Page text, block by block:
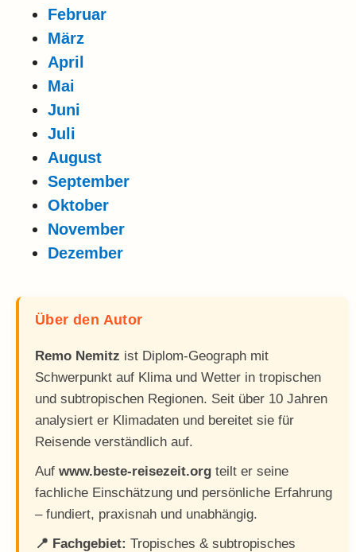
Februar
März
April
Mai
Juni
Juli
August
September
Oktober
November
Dezember
Über den Autor
Remo Nemitz ist Diplom-Geograph mit
Schwerpunkt auf Klima und Wetter in tropischen
und subtropischen Regionen. Seit über 10 Jahren
analysiert er Klimadaten und bereitet sie für
Reisende verständlich auf.
Auf www.beste-reisezeit.org teilt er seine
fachliche Einschätzung und persönliche Erfahrung
– fundiert, praxisnah und unabhängig.
📍 Fachgebiet: Tropisches & subtropisches